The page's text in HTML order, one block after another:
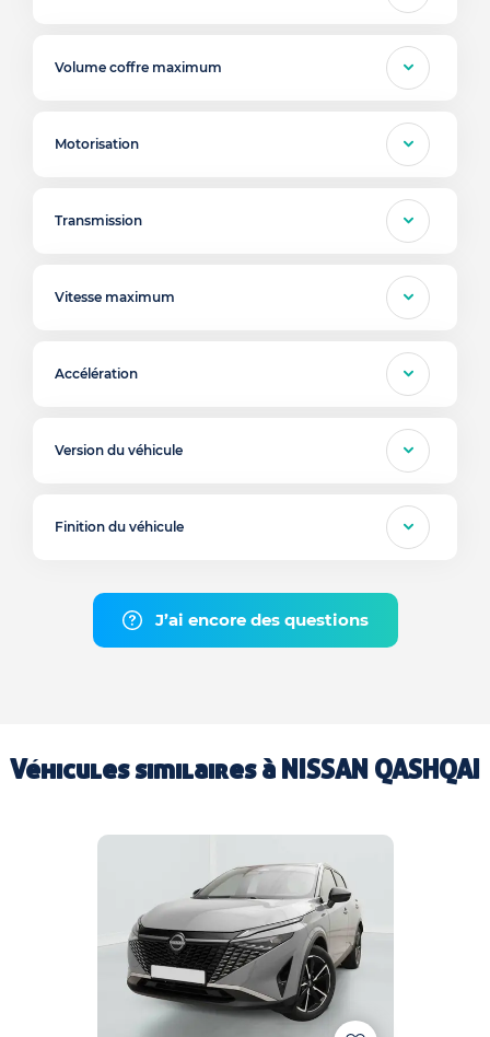
Volume coffre maximum
Motorisation
Transmission
Vitesse maximum
Accélération
Version du véhicule
Finition du véhicule
J’ai encore des questions
Véhicules similaires à NISSAN QASHQAI